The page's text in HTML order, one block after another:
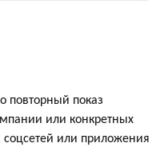
повторный показ
или конкретных
или приложения